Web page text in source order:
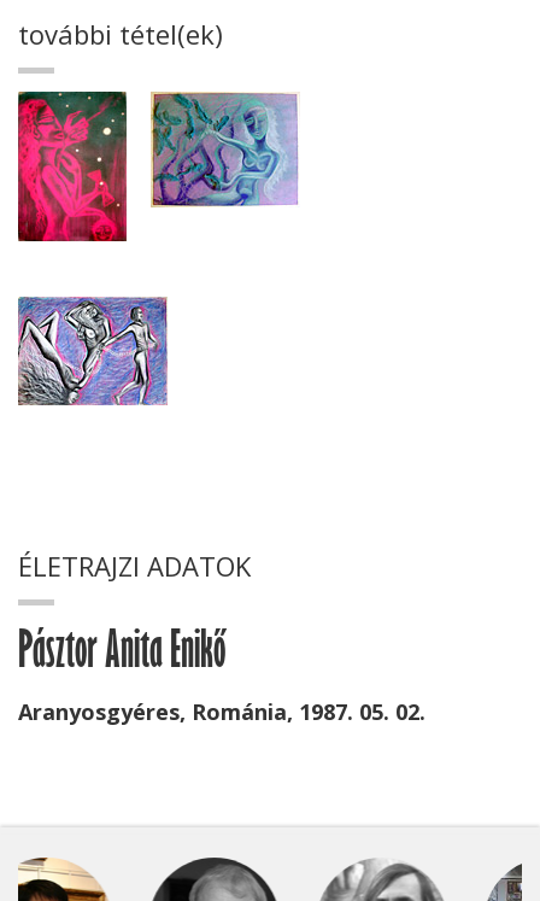
további tétel(ek)
ÉLETRAJZI ADATOK
Pásztor Anita Enikő
Aranyosgyéres, Románia, 1987. 05. 02.